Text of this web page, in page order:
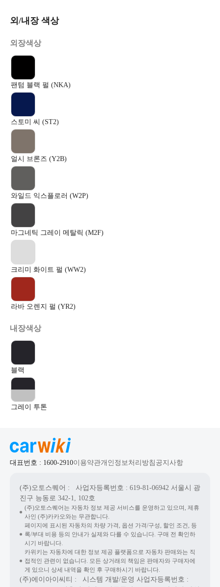
외/내장 색상
외장색상
팬텀 블랙 펄 (NKA)
스토미 씨 (ST2)
얼시 브론즈 (Y2B)
와일드 익스플로러 (W2P)
마그네틱 그레이 메탈릭 (M2F)
크리미 화이트 펄 (WW2)
라바 오렌지 펄 (YR2)
내장색상
블랙
그레이 투톤
대표번호 : 1600-2910이용약관개인정보처리방침 공지사항
(주)오토스퀘어 : 사업자등록번호 : 619-81-06942 서울시 광
진구 능동로 342-1, 102호
(주)오토스퀘어는 자동차 정보 제공 서비스를 운영하고 있으며, 제휴
사인 (주)카카오와는 무관합니다.
페이지에 표시된 자동차의 차량 가격, 옵션 가격/구성, 할인 조건, 등
록/부대 비용 등의 안내가 실제와 다를 수 있습니다. 구매 전 확인하
시기 바랍니다.
카위키는 자동차에 대한 정보 제공 플랫폼으로 자동차 판매와는 직
접적인 관련이 없습니다. 모든 상거래의 책임은 판매자와 구매자에
게 있으니 상세 내역을 확인 후 구매하시기 바랍니다.
(주)에이아이씨티 : 시스템 개발/운영 사업자등록번호 :